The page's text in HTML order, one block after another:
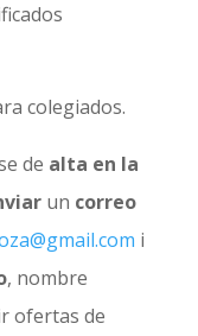
colegiados.
de alta en la
un correo
i
, nombre
ofertas de